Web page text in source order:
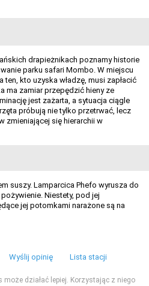
drapieżnikach poznamy historie
parku safari Mombo. W miejscu
ten, kto uzyska władzę, musi zapłacić
ma zamiar przepędzić hieny ze
jest zażarta, a sytuacja ciągle
próbują nie tylko przetrwać, lecz
zmieniającej się hierarchii w
suszy. Lamparcica Phefo wyrusza do
Niestety, pod jej
jej potomkami narażone są na
Wyślij opinię Lista stacji
działać lepiej. Korzystając z niego